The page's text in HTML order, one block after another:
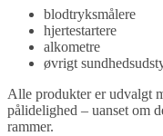
blodtryksmålere
hjertestartere
alkometre
øvrigt
Alle produkter er udvalgt
pålidelighed – uanset om
rammer.